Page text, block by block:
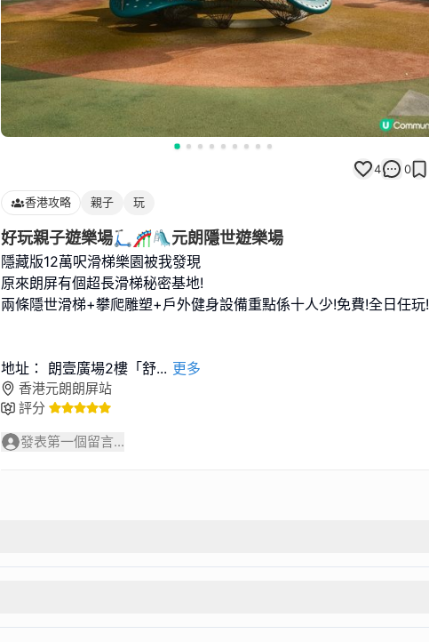
4 0
香港攻略 親子 玩
好玩親子遊樂場🛴🎢🛝元朗隱世遊樂場
隱藏版12萬呎滑梯樂園被我發現
原來朗屏有個超長滑梯秘密基地!
兩條隱世滑梯+攀爬雕塑+戶外健身設備重點係十人少!免費!全日任玩!
地址： 朗壹廣場2樓「舒... 更多
香港元朗朗屏站
評分
發表第一個留言...